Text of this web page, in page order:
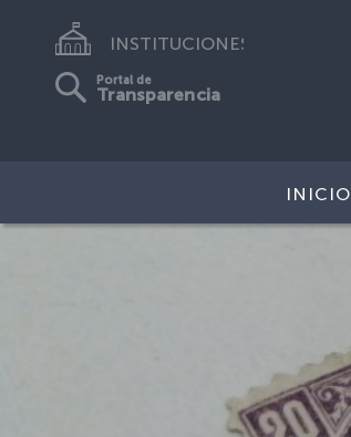
INSTITUCIONES
Portal de
Transparencia
INICIO